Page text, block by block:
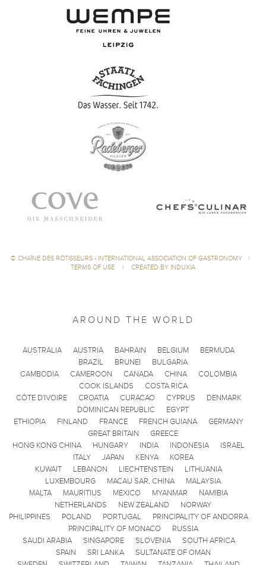
© CHAÎNE DES RÔTISSEURS - INTERNATIONAL ASSOCIATION OF GASTRONOMY
|
TERMS OF USE
| CREATED BY INDUXIA
AROUND THE WORLD
AUSTRALIA AUSTRIA BAHRAIN BELGIUM
BERMUDA
BRAZIL
BRUNEI
BULGARIA
CAMBODIA
CAMEROON CANADA CHINA
COLOMBIA
COOK ISLANDS
COSTA RICA
CÔTE D'IVOIRE
CROATIA CURACAO CYPRUS
DENMARK
DOMINICAN REPUBLIC
EGYPT
ETHIOPIA
FINLAND FRANCE FRENCH GUIANA
GERMANY
GREAT BRITAIN
GREECE
HONG KONG CHINA
HUNGARY INDIA INDONESIA
ISRAEL
ITALY
JAPAN KENYA
KOREA
KUWAIT
LEBANON LIECHTENSTEIN
LITHUANIA
LUXEMBOURG
MACAU SAR, CHINA
MALAYSIA
MALTA
MAURITIUS MEXICO MYANMAR
NAMIBIA
NETHERLANDS
NEW ZEALAND
NORWAY
PHILIPPINES
POLAND PORTUGAL
PRINCIPALITY OF ANDORRA
PRINCIPALITY OF MONACO
RUSSIA
SAUDI ARABIA
SINGAPORE SLOVENIA
SOUTH AFRICA
SPAIN
SRI LANKA
SULTANATE OF OMAN